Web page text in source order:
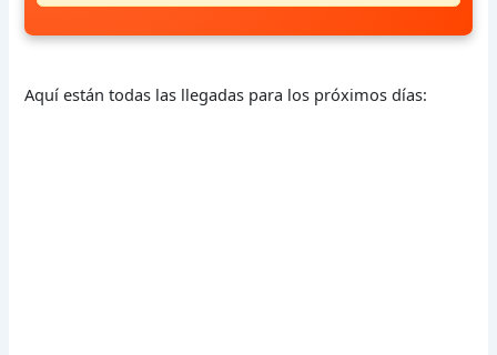
Aquí están todas las llegadas para los próximos días: